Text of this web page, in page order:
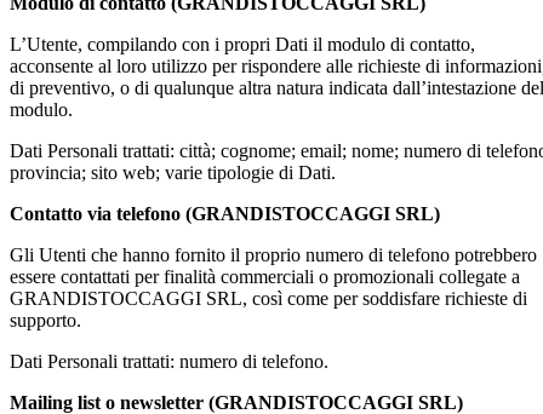
L’Utente, compilando con i propri Dati il modulo di contatto,
acconsente al loro utilizzo per rispondere alle richieste di
di preventivo, o di qualunque altra natura indicata dall’intestazione del
modulo.
Dati Personali trattati: città; cognome; email; nome; numero di
provincia; sito web; varie tipologie di Dati.
Contatto via telefono (GRANDISTOCCAGGI SRL)
Gli Utenti che hanno fornito il proprio numero di telefono potrebbero
essere contattati per finalità commerciali o promozionali collegate a
GRANDISTOCCAGGI SRL, così come per soddisfare richieste di
supporto.
Dati Personali trattati: numero di telefono.
Mailing list o newsletter (GRANDISTOCCAGGI SRL)